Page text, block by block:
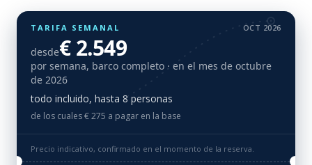
TARIFA SEMANAL OCT 2026
desde€ 2.549
por semana, barco completo · en el mes de octubre
de 2026
todo incluido, hasta 8 personas
de los cuales € 275 a pagar en la base
Precio indicativo, confirmado en el momento de la reserva.